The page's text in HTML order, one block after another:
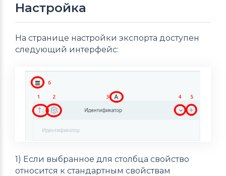
Настройка
На странице настройки экспорта доступен
следующий интерфейс:
1) Если выбранное для столбца свойство
относится к стандартным свойствам